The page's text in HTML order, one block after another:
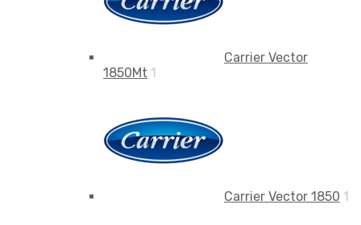
Carrier Vector
1850Mt 1
Carrier Vector 1850 1